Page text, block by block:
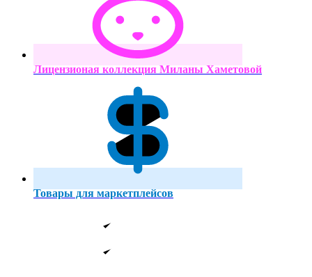
Лицензионая коллекция Миланы Хаметовой
Товары для маркетплейсов